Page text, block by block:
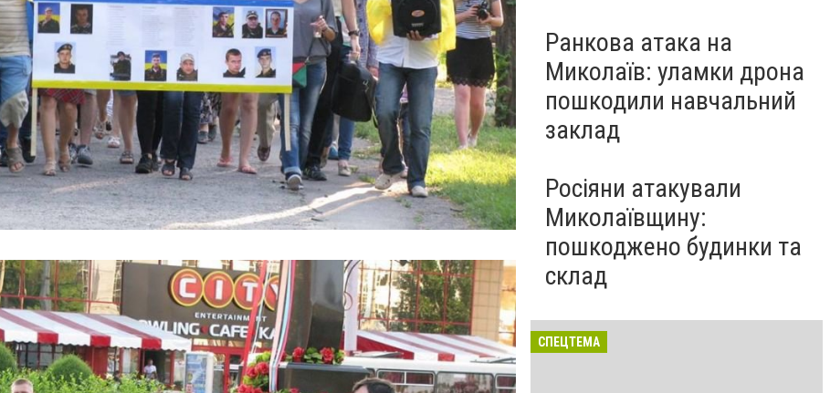
Ранкова атака на
Миколаїв: уламки дрона
пошкодили навчальний
заклад
Росіяни атакували
Миколаївщину:
пошкоджено будинки та
склад
СПЕЦТЕМА